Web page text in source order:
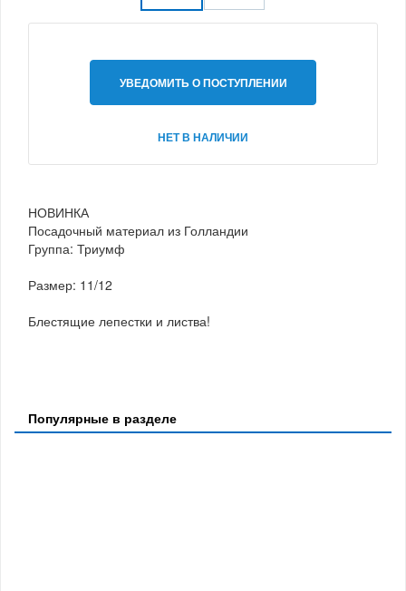
УВЕДОМИТЬ О ПОСТУПЛЕНИИ
НЕТ В НАЛИЧИИ
НОВИНКА
Посадочный материал из Голландии
Группа: Триумф
Размер: 11/12
Блестящие лепестки и листва!
Популярные в разделе